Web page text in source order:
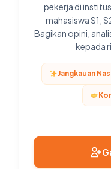
pekerja di
mahasiswa S1,
Bagikan opini,
kepada
Jangkauan